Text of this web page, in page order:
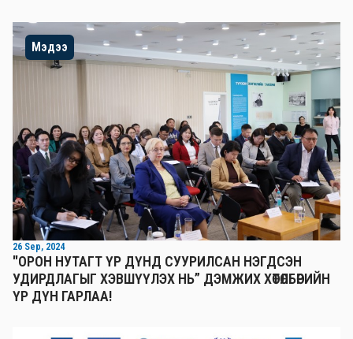
Мэдээ
26 Sep, 2024
"ОРОН НУТАГТ ҮР ДҮНД СУУРИЛСАН НЭГДСЭН
УДИРДЛАГЫГ ХЭВШҮҮЛЭХ НЬ” ДЭМЖИХ ХӨТӨЛБӨРИЙН
ҮР ДҮН ГАРЛАА!